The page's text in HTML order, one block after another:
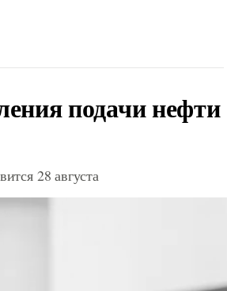
подачи нефти
28 августа